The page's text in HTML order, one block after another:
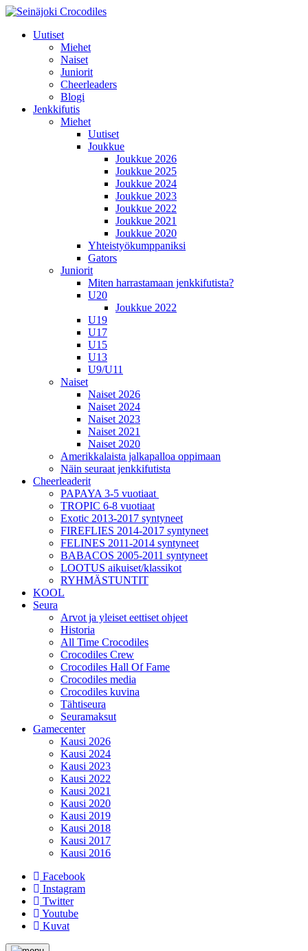
Uutiset
Miehet
Naiset
Juniorit
Cheerleaders
Blogi
Jenkkifutis
Miehet
Uutiset
Joukkue
Joukkue 2026
Joukkue 2025
Joukkue 2024
Joukkue 2023
Joukkue 2022
Joukkue 2021
Joukkue 2020
Yhteistyökumppaniksi
Gators
Juniorit
Miten harrastamaan jenkkifutista?
U20
Joukkue 2022
U19
U17
U15
U13
U9/U11
Naiset
Naiset 2026
Naiset 2024
Naiset 2023
Naiset 2021
Naiset 2020
Amerikkalaista jalkapalloa oppimaan
Näin seuraat jenkkifutista
Cheerleaderit
PAPAYA 3-5 vuotiaat
TROPIC 6-8 vuotiaat
Exotic 2013-2017 syntyneet
FIREFLIES 2014-2017 syntyneet
FELINES 2011-2014 syntyneet
BABACOS 2005-2011 syntyneet
LOOTUS aikuiset/klassikot
RYHMÄSTUNTIT
KOOL
Seura
Arvot ja yleiset eettiset ohjeet
Historia
All Time Crocodiles
Crocodiles Crew
Crocodiles Hall Of Fame
Crocodiles media
Crocodiles kuvina
Tähtiseura
Seuramaksut
Gamecenter
Kausi 2026
Kausi 2024
Kausi 2023
Kausi 2022
Kausi 2021
Kausi 2020
Kausi 2019
Kausi 2018
Kausi 2017
Kausi 2016
Facebook
Instagram
Twitter
Youtube
Kuvat